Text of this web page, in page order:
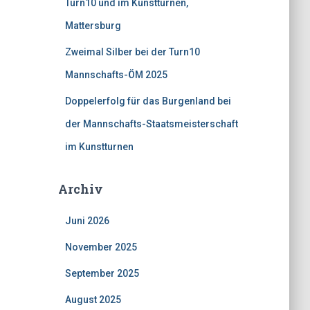
Turn10 und im Kunstturnen,
Mattersburg
Zweimal Silber bei der Turn10
Mannschafts-ÖM 2025
Doppelerfolg für das Burgenland bei
der Mannschafts-Staatsmeisterschaft
im Kunstturnen
Archiv
Juni 2026
November 2025
September 2025
August 2025